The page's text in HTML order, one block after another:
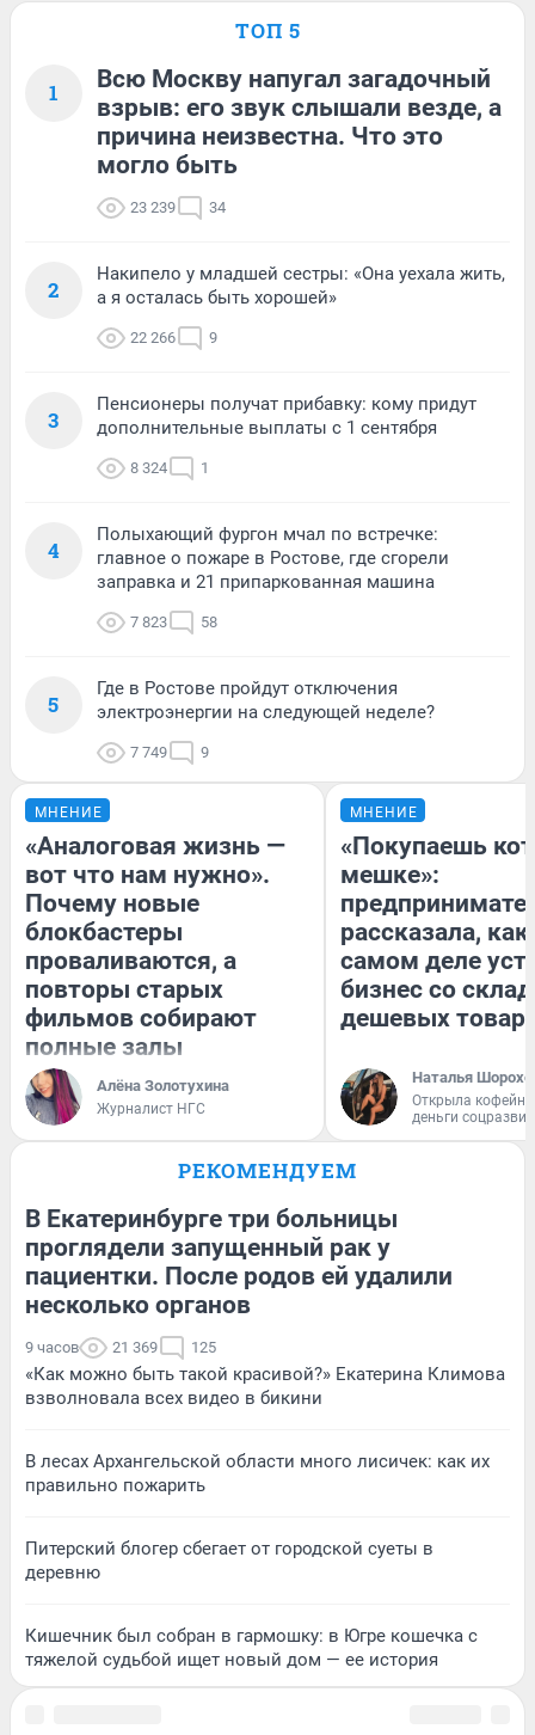
ТОП 5
1
Всю Москву напугал загадочный
взрыв: его звук слышали везде, а
причина неизвестна. Что это
могло быть
23 239 34
2
Накипело у младшей сестры: «Она уехала жить,
а я осталась быть хорошей»
22 266 9
3
Пенсионеры получат прибавку: кому придут
дополнительные выплаты с 1 сентября
8 324 1
4
Полыхающий фургон мчал по встречке:
главное о пожаре в Ростове, где сгорели
заправка и 21 припаркованная машина
7 823 58
5
Где в Ростове пройдут отключения
электроэнергии на следующей неделе?
7 749 9
МНЕНИЕ
«Аналоговая жизнь —
вот что нам нужно».
Почему новые
блокбастеры
проваливаются, а
повторы старых
фильмов собирают
полные залы
Алёна Золотухина
Журналист НГС
МНЕНИЕ
«Покупаешь
мешке»:
рассказала, как
самом деле
бизнес со
дешевых
Наталья
Открыла
деньги
РЕКОМЕНДУЕМ
В Екатеринбурге три больницы
проглядели запущенный рак у
пациентки. После родов ей удалили
несколько органов
9 часов 21 369 125
«Как можно быть такой красивой?» Екатерина Климова
взволновала всех видео в бикини
В лесах Архангельской области много лисичек: как их
правильно пожарить
Питерский блогер сбегает от городской суеты в
деревню
Кишечник был собран в гармошку: в Югре кошечка с
тяжелой судьбой ищет новый дом — ее история